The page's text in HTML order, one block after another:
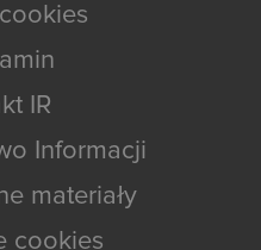
IR
Informacji
materiały
cookies